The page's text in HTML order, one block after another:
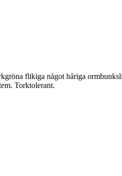
flikiga något håriga
Torktolerant.